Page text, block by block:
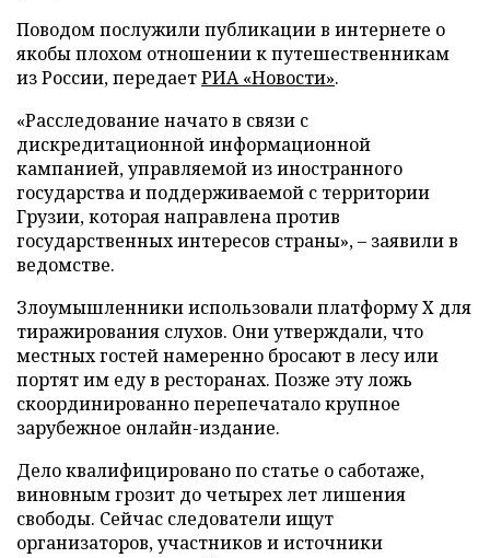
Поводом послужили публикации в интернете о
якобы плохом отношении к путешественникам
из России, передаетРИА «Новости».
«Расследование начато в связи с
дискредитационной информационной
кампанией, управляемой из иностранного
государства и поддерживаемой с территории
Грузии, которая направлена против
государственных интересов страны», – заявили в
ведомстве.
Злоумышленники использовали платформу X для
тиражирования слухов. Они утверждали, что
местных гостей намеренно бросают в лесу или
портят им еду в ресторанах. Позже эту ложь
скоординированно перепечатало крупное
зарубежное онлайн-издание.
Дело квалифицировано по статье о саботаже,
виновным грозит до четырех лет лишения
свободы. Сейчас следователи ищут
организаторов, участников и источники